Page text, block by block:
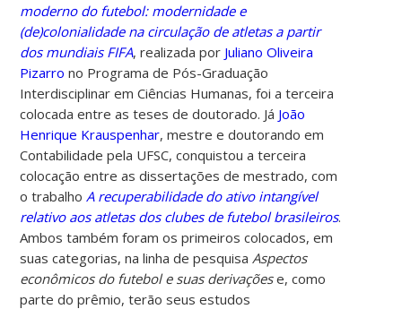
moderno do futebol: modernidade e
(de)colonialidade na circulação de atletas a partir
dos mundiais FIFA, realizada por Juliano Oliveira
Pizarro no Programa de Pós-Graduação
Interdisciplinar em Ciências Humanas, foi a terceira
colocada entre as teses de doutorado. Já João
Henrique Krauspenhar, mestre e doutorando em
Contabilidade pela UFSC, conquistou a terceira
colocação entre as dissertações de mestrado, com
o trabalhoA recuperabilidade do ativo intangível
relativo aos atletas dos clubes de futebol brasileiros.
Ambos também foram os primeiros colocados, em
suas categorias, na linha de pesquisa Aspectos
econômicos do futebol e suas derivaçõese, como
parte do prêmio, terão seus estudos